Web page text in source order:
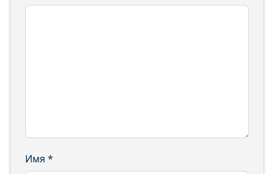
Имя *